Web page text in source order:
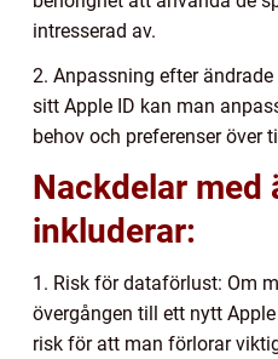
intresserad av.
2. Anpassning efter
sitt Apple ID kan man
behov och preferenser över
Nackdelar med
inkluderar:
1. Risk för dataförlust: Om
övergången till ett nytt
risk för att man förlorar